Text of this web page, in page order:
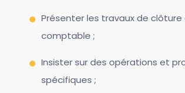
Présenter les travaux de clôture
comptable ;
Insister sur des opérations et
spécifiques ;